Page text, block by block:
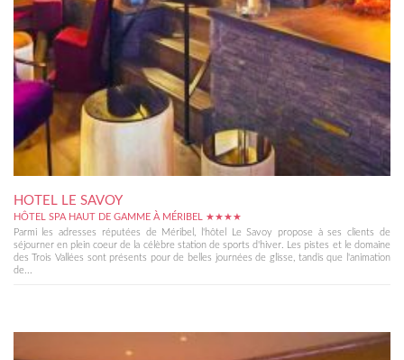
HOTEL LE SAVOY
HÔTEL SPA HAUT DE GAMME À MÉRIBEL ★★★★
Parmi les adresses réputées de Méribel, l'hôtel Le Savoy propose à ses clients de
séjourner en plein coeur de la célèbre station de sports d'hiver. Les pistes et le domaine
des Trois Vallées sont présents pour de belles journées de glisse, tandis que l'animation
de...